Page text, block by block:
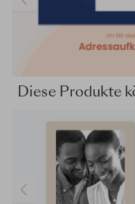
natürlich, fein
passend zu
Papiersorten
daher anders
Probedruck, um
Gestaltet die
kostenlose
in Ruhe ansehen.
Dieses Produkt
Diese Produkte